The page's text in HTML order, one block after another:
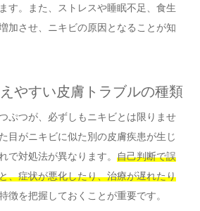
す。また、ストレスや睡眠不足、食生
加させ、ニキビの原因となることが知
やすい皮膚トラブルの種類
ぷつが、必ずしもニキビとは限りませ
目がニキビに似た別の皮膚疾患が生じ
で対処法が異なります。 自己判断で誤
、症状が悪化したり、治療が遅れたり
徴を把握しておくことが重要です。